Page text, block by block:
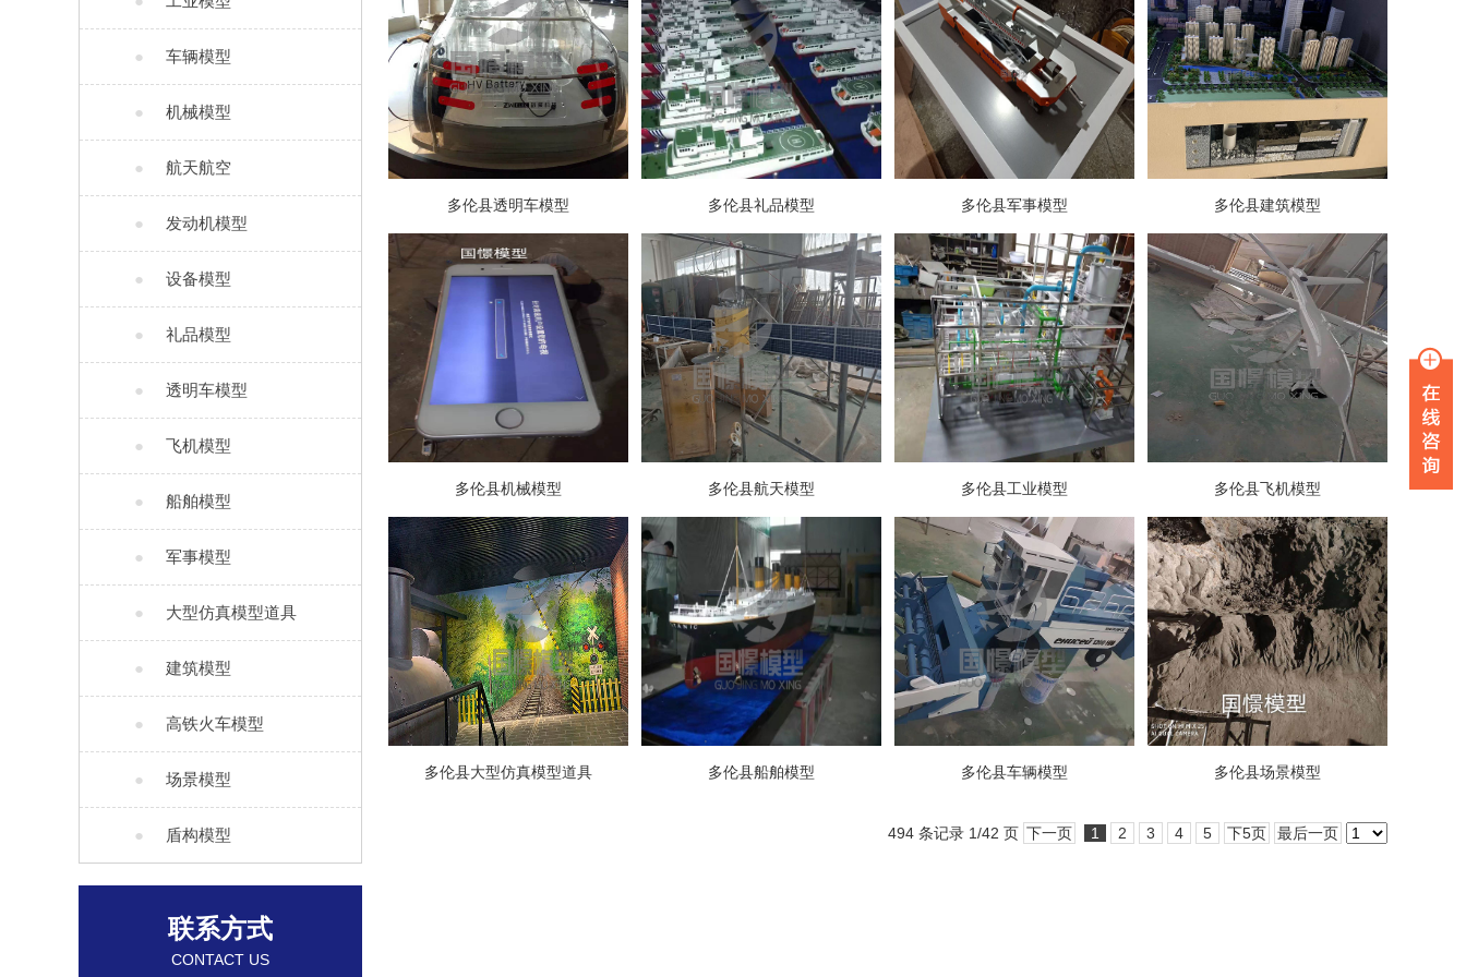
● 车辆模型
● 机械模型
● 航天航空
● 发动机模型
● 设备模型
● 礼品模型
● 透明车模型
● 飞机模型
● 船舶模型
● 军事模型
● 大型仿真模型道具
● 建筑模型
● 高铁火车模型
● 场景模型
● 盾构模型
联系方式
CONTACT US
多伦县透明车模型 多伦县礼品模型 多伦县军事模型 多伦县建筑模型
多伦县机械模型 多伦县航天模型 多伦县工业模型 多伦县飞机模型
多伦县大型仿真模型道具 多伦县船舶模型 多伦县车辆模型 多伦县场景模型
494 条记录 1/42 页 下一页 1 2 3 4 5 下5页 最后一页